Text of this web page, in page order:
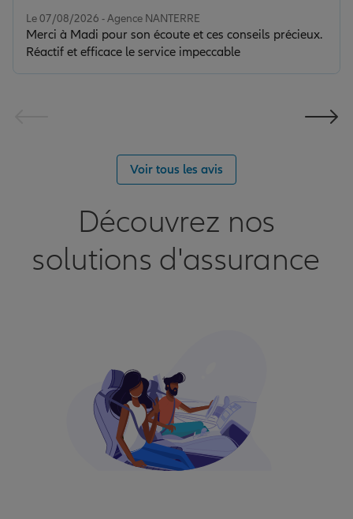
Le 07/08/2026 - Agence NANTERRE
Merci à Madi pour son écoute et ces conseils précieux.
Réactif et efficace le service impeccable
Voir tous les avis
Découvrez nos
solutions d'assurance